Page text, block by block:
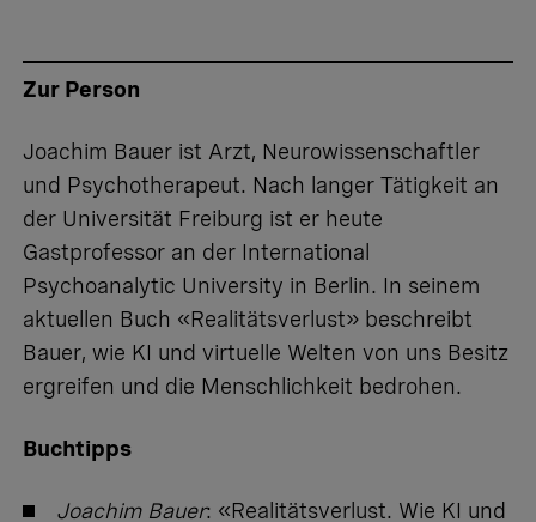
Zur Person
Joachim Bauer ist Arzt, Neurowissenschaftler
und Psychotherapeut. Nach langer Tätigkeit an
der Universität Freiburg ist er heute
Gastprofessor an der International
Psychoanalytic University in Berlin. In seinem
aktuellen Buch «Realitätsverlust» beschreibt
Bauer, wie KI und virtuelle Welten von uns Besitz
ergreifen und die Menschlichkeit bedrohen.
Buchtipps
Joachim Bauer: «Realitätsverlust. Wie KI und